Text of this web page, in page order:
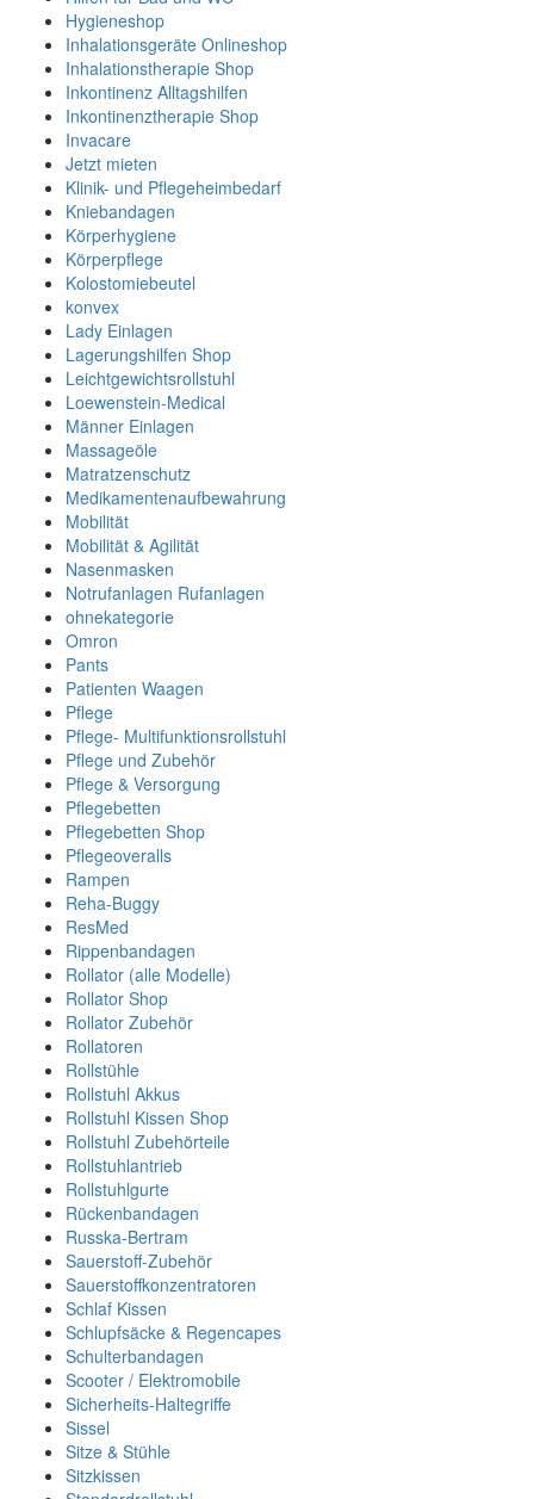
Hygieneshop
Inhalationsgeräte Onlineshop
Inhalationstherapie Shop
Inkontinenz Alltagshilfen
Inkontinenztherapie Shop
Invacare
Jetzt mieten
Klinik- und Pflegeheimbedarf
Kniebandagen
Körperhygiene
Körperpflege
Kolostomiebeutel
konvex
Lady Einlagen
Lagerungshilfen Shop
Leichtgewichtsrollstuhl
Loewenstein-Medical
Männer Einlagen
Massageöle
Matratzenschutz
Medikamentenaufbewahrung
Mobilität
Mobilität & Agilität
Nasenmasken
Notrufanlagen Rufanlagen
ohnekategorie
Omron
Pants
Patienten Waagen
Pflege
Pflege- Multifunktionsrollstuhl
Pflege und Zubehör
Pflege & Versorgung
Pflegebetten
Pflegebetten Shop
Pflegeoveralls
Rampen
Reha-Buggy
ResMed
Rippenbandagen
Rollator (alle Modelle)
Rollator Shop
Rollator Zubehör
Rollatoren
Rollstühle
Rollstuhl Akkus
Rollstuhl Kissen Shop
Rollstuhl Zubehörteile
Rollstuhlantrieb
Rollstuhlgurte
Rückenbandagen
Russka-Bertram
Sauerstoff-Zubehör
Sauerstoffkonzentratoren
Schlaf Kissen
Schlupfsäcke & Regencapes
Schulterbandagen
Scooter / Elektromobile
Sicherheits-Haltegriffe
Sissel
Sitze & Stühle
Sitzkissen